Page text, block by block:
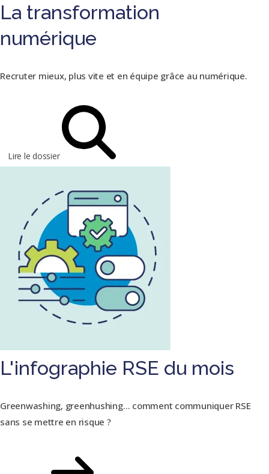
La transformation
numérique
Recruter mieux, plus vite et en équipe grâce au numérique.
Lire le dossier
L'infographie RSE du mois
Greenwashing, greenhushing… comment communiquer RSE
sans se mettre en risque ?